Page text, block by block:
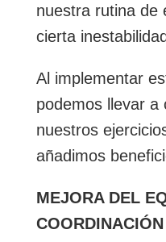
nuestra rutina de
cierta
Al implementar
podemos llevar a
nuestros
añadimos
MEJORA DEL
COORDINACIÓN